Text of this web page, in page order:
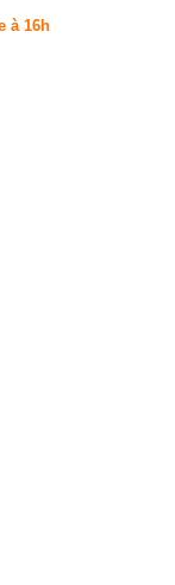
à 16h